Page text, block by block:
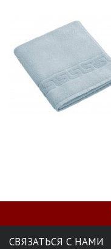
СВЯЗАТЬСЯ С НАМИ